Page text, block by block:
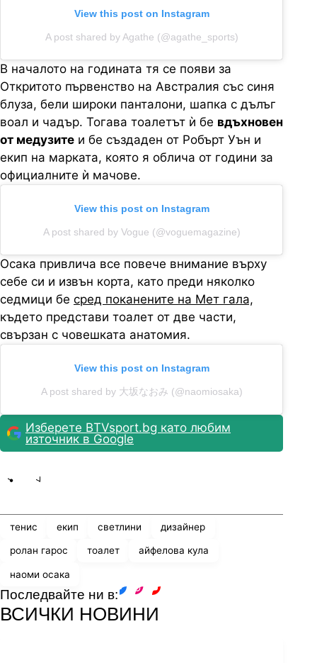
View this post on Instagram
A post shared by Agathe (@agathe_sports)
В началото на годината тя се появи за
Откритото първенство на Австралия със синя
блуза, бели широки панталони, шапка с дълъг
воал и чадър. Тогава тоалетът ѝ бе вдъхновен
от медузите и бе създаден от Робърт Уън и
екип на марката, която я облича от години за
официалните ѝ мачове.
View this post on Instagram
A post shared by Vogue (@voguemagazine)
Осака привлича все повече внимание върху
себе си и извън корта, като преди няколко
седмици бе сред поканените на Мет гала,
където представи тоалет от две части,
свързан с човешката анатомия.
View this post on Instagram
A post shared by 大坂なおみ (@naomiosaka)
Изберете BTVsport.bg като любим
източник в Google
тенис екип светлини дизайнер
ролан гарос тоалет айфелова кула
наоми осака
Последвайте ни в:
ВСИЧКИ НОВИНИ